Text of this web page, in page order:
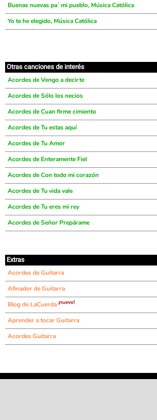
Buenas nuevas pa´ mi pueblo, Música Católica
Yo te he elegido, Música Católica
Otras canciones de interés
Acordes de Vengo a decirte
Acordes de Sólo los necios
Acordes de Cuan firme cimiento
Acordes de Tu estas aquí
Acordes de Tu Amor
Acordes de Enteramente Fiel
Acordes de Con todo mi corazón
Acordes de Tu vida vale
Acordes de Tu eres mi rey
Acordes de Señor Prepárame
Extras
Acordes de Guitarra
Afinador de Guitarra
Blog de LaCuerda ¡nuevo!
Aprender a tocar Guitarra
Acordes Guitarra